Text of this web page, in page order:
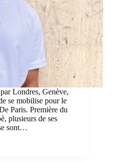
Londres, Genève,
se mobilise pour le
Paris. Première du
plusieurs de ses
sont…